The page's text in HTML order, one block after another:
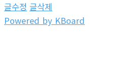
글수정 글삭제
Powered by KBoard